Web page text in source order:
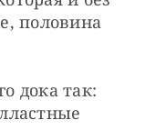
половина
дока так: